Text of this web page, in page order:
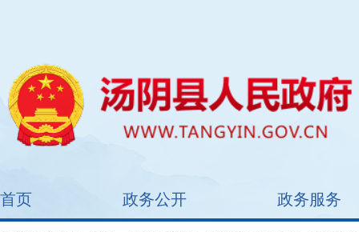
首页 政务公开 政务服务